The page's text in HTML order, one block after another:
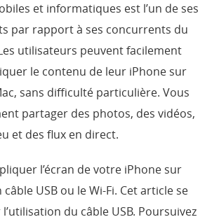
et informatiques est l’un de ses
par rapport à ses concurrents du
utilisateurs peuvent facilement
le contenu de leur iPhone sur
sans difficulté particulière. Vous
partager des photos, des vidéos,
et des flux en direct.
l’écran de votre iPhone sur
USB ou le Wi-Fi. Cet article se
du câble USB. Poursuivez